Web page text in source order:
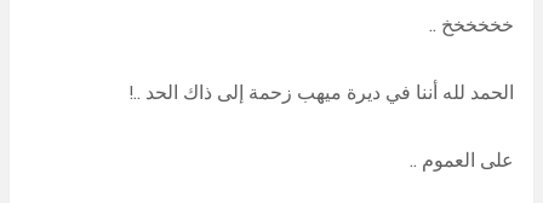
خخخخخخ ..
الحمد لله أننا في ديرة ميهب زحمة إلى ذاك الحد ..!
على العموم ..